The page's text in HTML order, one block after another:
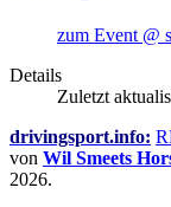
zum Event @
Details
Zuletzt
drivingsport.info:
von Wil Smeets
2026.